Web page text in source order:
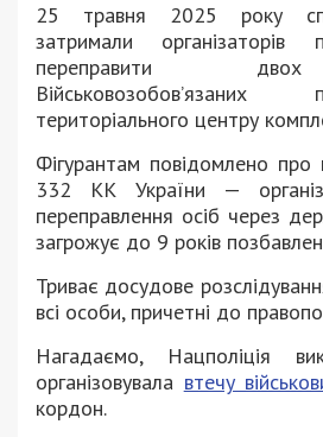
25 травня 2025 року
затримали
переправити
територіального центру
Фігурантам повідомлено про
332 КК України —
переправлення осіб через
загрожує до 9 років
Триває досудове
всі особи, причетні до
Нагадаємо, Нацполіція
організовувала втечу
кордон.